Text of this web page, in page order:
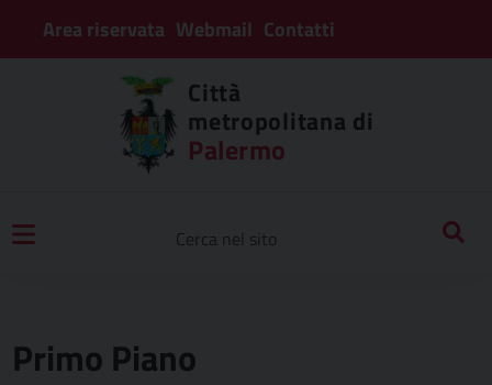
Area riservata Webmail Contatti
Città
metropolitana di
Palermo
Primo Piano